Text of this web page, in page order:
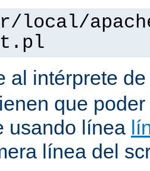
local/
al intérprete
que
usando línea
línea del